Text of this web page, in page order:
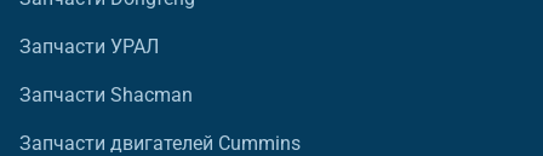
Запчасти УРАЛ
Запчасти Shacman
Запчасти двигателей Cummins